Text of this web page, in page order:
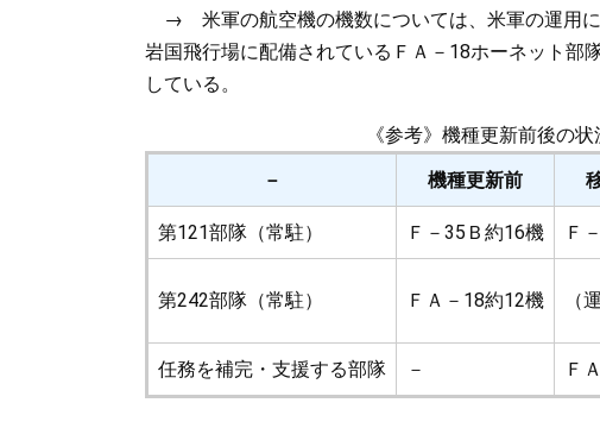
→ 米軍の航空機の機数については、米軍の運用に
岩国飛行場に配備されているＦＡ－18ホーネット部
している。
《参考》機種更新前後の状
－
機種更新前
第121部隊（常駐） Ｆ－35Ｂ約16機 Ｆ
第242部隊（常駐） ＦＡ－18約12機 （
任務を補完・支援する部隊 － Ｆ